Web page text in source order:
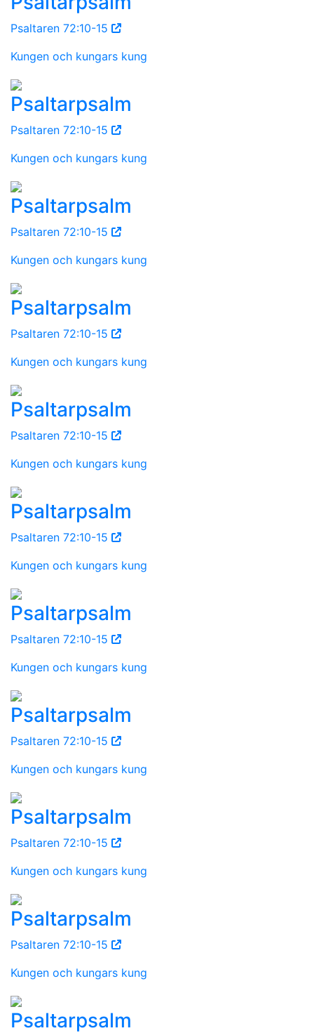
Psaltaren 72:10-15
Kungen och kungars kung
Psaltarpsalm
Psaltaren 72:10-15
Kungen och kungars kung
Psaltarpsalm
Psaltaren 72:10-15
Kungen och kungars kung
Psaltarpsalm
Psaltaren 72:10-15
Kungen och kungars kung
Psaltarpsalm
Psaltaren 72:10-15
Kungen och kungars kung
Psaltarpsalm
Psaltaren 72:10-15
Kungen och kungars kung
Psaltarpsalm
Psaltaren 72:10-15
Kungen och kungars kung
Psaltarpsalm
Psaltaren 72:10-15
Kungen och kungars kung
Psaltarpsalm
Psaltaren 72:10-15
Kungen och kungars kung
Psaltarpsalm
Psaltaren 72:10-15
Kungen och kungars kung
Psaltarpsalm